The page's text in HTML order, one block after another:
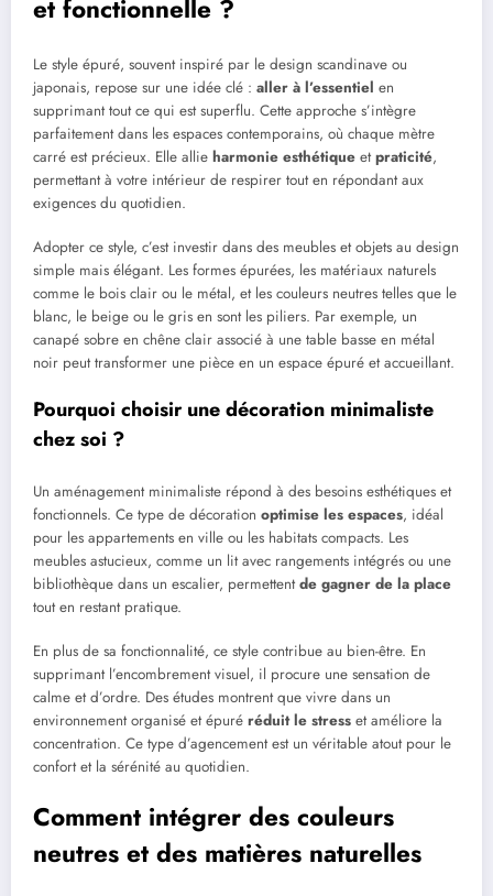
et fonctionnelle ?
Le style épuré, souvent inspiré par le design scandinave ou
japonais, repose sur une idée clé : aller à l’essentiel en
supprimant tout ce qui est superflu. Cette approche s’intègre
parfaitement dans les espaces contemporains, où chaque mètre
carré est précieux. Elle allie harmonie esthétique etpraticité,
permettant à votre intérieur de respirer tout en répondant aux
exigences du quotidien.
Adopter ce style, c’est investir dans des meubles et objets au design
simple mais élégant. Les formes épurées, les matériaux naturels
comme le bois clair ou le métal, et les couleurs neutres telles que le
blanc, le beige ou le gris en sont les piliers. Par exemple, un
canapé sobre en chêne clair associé à une table basse en métal
noir peut transformer une pièce en un espace épuré et accueillant.
Pourquoi choisir une décoration minimaliste
chez soi ?
Un aménagement minimaliste répond à des besoins esthétiques et
fonctionnels. Ce type de décoration optimise les espaces, idéal
pour les appartements en ville ou les habitats compacts. Les
meubles astucieux, comme un lit avec rangements intégrés ou une
bibliothèque dans un escalier, permettentde gagner de la place
tout en restant pratique.
En plus de sa fonctionnalité, ce style contribue au bien-être. En
supprimant l’encombrement visuel, il procure une sensation de
calme et d’ordre. Des études montrent que vivre dans un
environnement organisé et épuré réduit le stress et améliore la
concentration. Ce type d’agencement est un véritable atout pour le
confort et la sérénité au quotidien.
Comment intégrer des couleurs
neutres et des matières naturelles